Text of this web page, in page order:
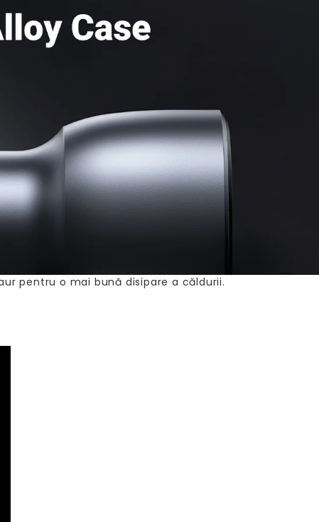
pentru o mai bună disipare a căldurii.